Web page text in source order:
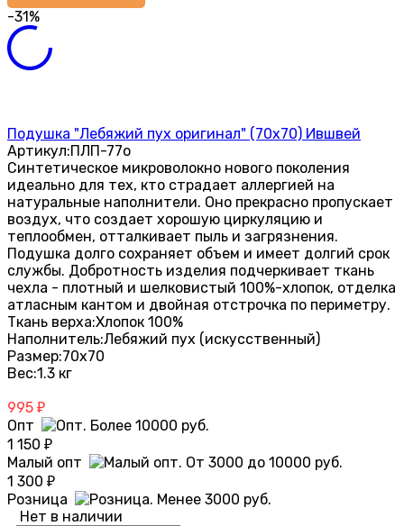
-31%
Подушка "Лебяжий пух оригинал" (70х70) Ившвей
Артикул:ПЛП-77о
Синтетическое микроволокно нового поколения
идеально для тех, кто страдает аллергией на
натуральные наполнители. Оно прекрасно пропускает
воздух, что создает хорошую циркуляцию и
теплообмен, отталкивает пыль и загрязнения.
Подушка долго сохраняет объем и имеет долгий срок
службы. Добротность изделия подчеркивает ткань
чехла - плотный и шелковистый 100%-хлопок, отделка
атласным кантом и двойная отстрочка по периметру.
Ткань верха:Хлопок 100%
Наполнитель:Лебяжий пух (искусственный)
Размер:70х70
Вес:1.3 кг
995 ₽
Опт
1 150 ₽
Малый опт
1 300 ₽
Розница
Нет в наличии